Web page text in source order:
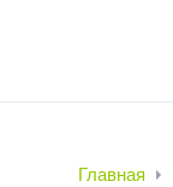
Главная